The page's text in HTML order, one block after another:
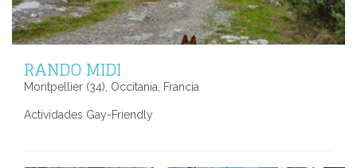
RANDO MIDI
Montpellier (34), Occitania, Francia
Actividades Gay-Friendly